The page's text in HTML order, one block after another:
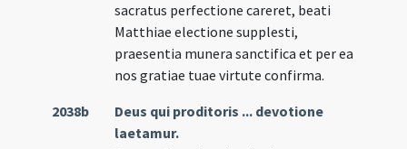
sacratus perfectione careret, beati
Matthiae electione supplesti,
praesentia munera sanctifica et per ea
nos gratiae tuae virtute confirma.
2038b
Deus qui proditoris ... devotione
laetamur.